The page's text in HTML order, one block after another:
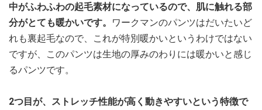
中がふわふわの起毛素材になっているので、肌に触れる部
分がとても暖かいです。
ワークマンのパンツはだいたいど
れも裏起毛なので、これが特別暖かいというわけではない
ですが、このパンツは生地の厚みのわりには暖かいと感じ
るパンツです。
2つ目が、ストレッチ性能が高く動きやすいという特徴で